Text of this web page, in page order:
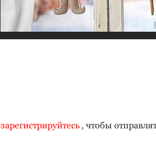
зарегистрируйтесь, чтобы